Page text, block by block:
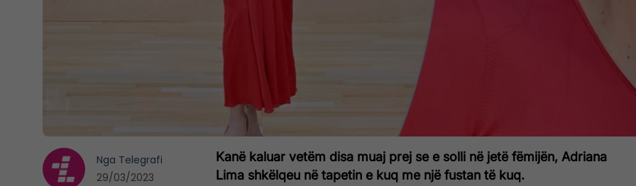
Kanë kaluar vetëm disa muaj prej se e solli në jetë fëmijën, Adriana
Lima shkëlqeu në tapetin e kuq me një fustan të kuq.
Nga Telegrafi
29/03/2023